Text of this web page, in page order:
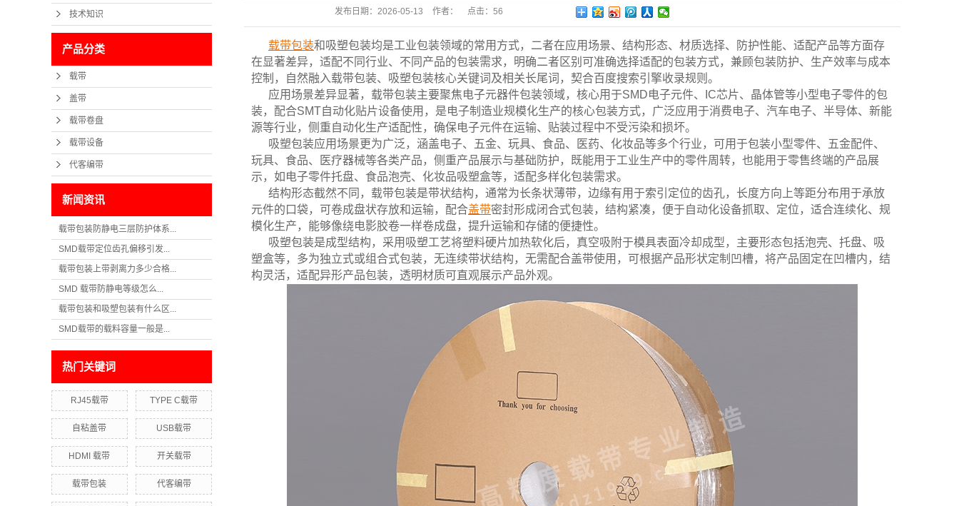
技术知识
产品分类
载带
盖带
载带卷盘
载带设备
代客编带
新闻资讯
载带包装防静电三层防护体系...
SMD载带定位齿孔偏移引发...
载带包装上带剥离力多少合格...
SMD 载带防静电等级怎么...
载带包装和吸塑包装有什么区...
SMD载带的载料容量一般是...
热门关键词
RJ45载带 TYPE C载带
自粘盖带 USB载带
HDMI 载带 开关载带
载带包装 代客编带
发布日期： 2026-05-13 作者： 点击： 56
载带包装和吸塑包装均是工业包装领域的常用方式，二者在应用场景、结构形态、材质选择、防护性能、适配产品等方面存
在显著差异，适配不同行业、不同产品的包装需求，明确二者区别可准确选择适配的包装方式，兼顾包装防护、生产效率与成本
控制，自然融入载带包装、吸塑包装核心关键词及相关长尾词，契合百度搜索引擎收录规则。
应用场景差异显著，载带包装主要聚焦电子元器件包装领域，核心用于SMD电子元件、IC芯片、晶体管等小型电子零件的包
装，配合SMT自动化贴片设备使用，是电子制造业规模化生产的核心包装方式，广泛应用于消费电子、汽车电子、半导体、新能
源等行业，侧重自动化生产适配性，确保电子元件在运输、贴装过程中不受污染和损坏。
吸塑包装应用场景更为广泛，涵盖电子、五金、玩具、食品、医药、化妆品等多个行业，可用于包装小型零件、五金配件、
玩具、食品、医疗器械等各类产品，侧重产品展示与基础防护，既能用于工业生产中的零件周转，也能用于零售终端的产品展
示，如电子零件托盘、食品泡壳、化妆品吸塑盒等，适配多样化包装需求。
结构形态截然不同，载带包装是带状结构，通常为长条状薄带，边缘有用于索引定位的齿孔，长度方向上等距分布用于承放
元件的口袋，可卷成盘状存放和运输，配合盖带密封形成闭合式包装，结构紧凑，便于自动化设备抓取、定位，适合连续化、规
模化生产，能够像绕电影胶卷一样卷成盘，提升运输和存储的便捷性。
吸塑包装是成型结构，采用吸塑工艺将塑料硬片加热软化后，真空吸附于模具表面冷却成型，主要形态包括泡壳、托盘、吸
塑盒等，多为独立式或组合式包装，无连续带状结构，无需配合盖带使用，可根据产品形状定制凹槽，将产品固定在凹槽内，结
构灵活，适配异形产品包装，透明材质可直观展示产品外观。